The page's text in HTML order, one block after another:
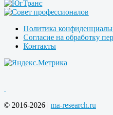
Политика
Согласие на обработку
Контакты
© 2016-2026 | ma-research.ru